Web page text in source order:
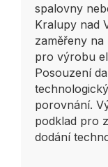
spalovny
Kralupy nad
zaměřeny
pro výrobu
Posouzení
porovnání.
podklad pro
dodání